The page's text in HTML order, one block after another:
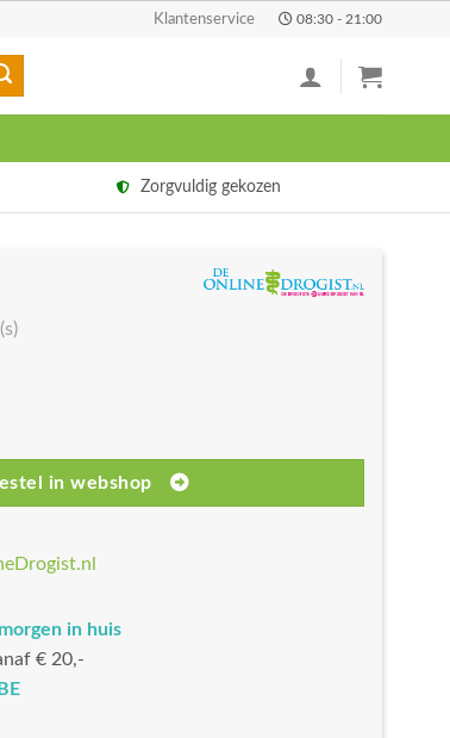
Klantenservice 08:30 - 21:00
Zorgvuldig gekozen
in webshop
morgen in huis
€ 20,-